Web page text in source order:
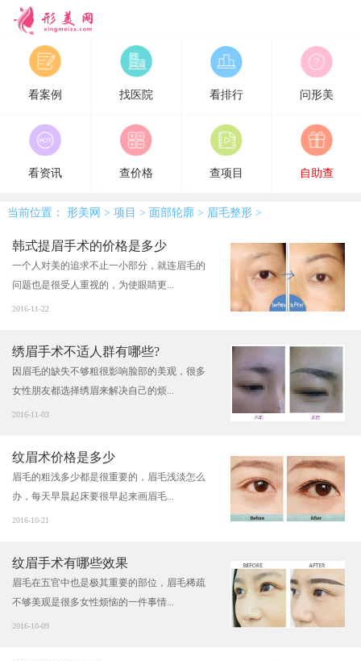
形美网
看案例 找医院 看排行 问形美
看资讯 查价格 查项目 自助查
当前位置： 形美网 > 项目 > 面部轮廓 > 眉毛整形>
韩式提眉手术的价格是多少
一个人对美的追求不止一小部分，就连眉毛的
问题也是很受人重视的，为使眼睛更...
2016-11-22
绣眉手术不适人群有哪些?
因眉毛的缺失不够粗很影响脸部的美观，很多
女性朋友都选择绣眉来解决自己的烦...
2016-11-03
纹眉术价格是多少
眉毛的粗浅多少都是很重要的，眉毛浅淡怎么
办，每天早晨起床要很早起来画眉毛...
2016-10-21
纹眉手术有哪些效果
眉毛在五官中也是极其重要的部位，眉毛稀疏
不够美观是很多女性烦恼的一件事情...
2016-10-09